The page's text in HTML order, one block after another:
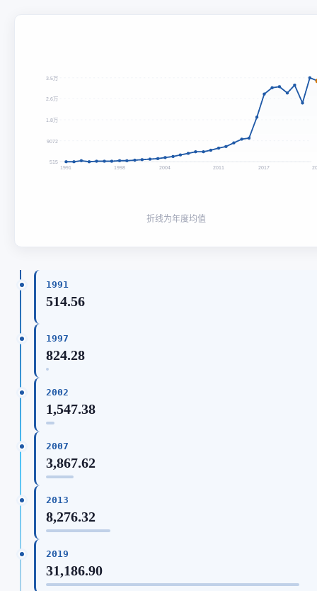
3.5万
2.6万
1.8万
9072
515
1991 1998 2004 2011 2017
折线为年度均值
1991
514.56
1997
824.28
2002
1,547.38
2007
3,867.62
2013
8,276.32
2019
31,186.90